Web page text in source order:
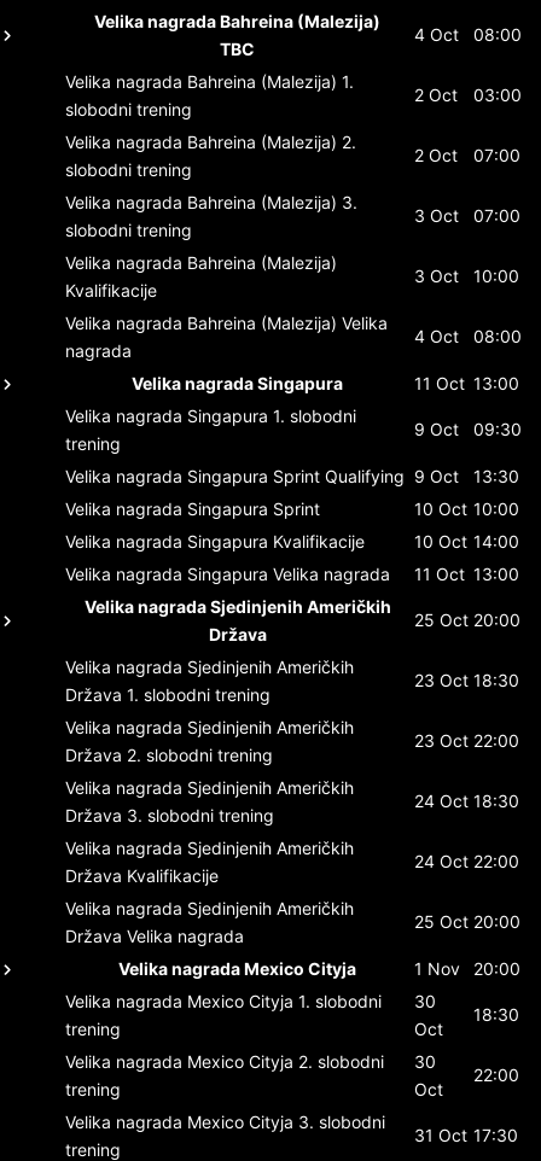
Velika nagrada Bahreina (Malezija)
TBC
4 Oct 08:00
Velika nagrada Bahreina (Malezija) 1.
slobodni trening
2 Oct 03:00
Velika nagrada Bahreina (Malezija) 2.
slobodni trening
2 Oct 07:00
Velika nagrada Bahreina (Malezija) 3.
slobodni trening
3 Oct 07:00
Velika nagrada Bahreina (Malezija)
Kvalifikacije
3 Oct 10:00
Velika nagrada Bahreina (Malezija) Velika
nagrada
4 Oct 08:00
Velika nagrada Singapura 11 Oct 13:00
Velika nagrada Singapura 1. slobodni
trening
9 Oct 09:30
Velika nagrada Singapura Sprint Qualifying 9 Oct
13:30
Velika nagrada Singapura Sprint 10 Oct 10:00
Velika nagrada Singapura Kvalifikacije 10 Oct 14:00
Velika nagrada Singapura Velika nagrada 11 Oct 13:00
Velika nagrada Sjedinjenih Američkih
Država
25 Oct 20:00
Velika nagrada Sjedinjenih Američkih
Država 1. slobodni trening
23 Oct 18:30
Velika nagrada Sjedinjenih Američkih
Država 2. slobodni trening
23 Oct 22:00
Velika nagrada Sjedinjenih Američkih
Država 3. slobodni trening
24 Oct 18:30
Velika nagrada Sjedinjenih Američkih
Država Kvalifikacije
24 Oct 22:00
Velika nagrada Sjedinjenih Američkih
Država Velika nagrada
25 Oct 20:00
Velika nagrada Mexico Cityja 1 Nov
20:00
Velika nagrada Mexico Cityja 1. slobodni
trening
30
Oct
18:30
Velika nagrada Mexico Cityja 2. slobodni
trening
30
Oct
22:00
Velika nagrada Mexico Cityja 3. slobodni
trening
31 Oct 17:30